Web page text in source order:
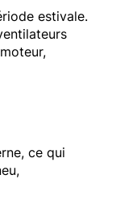
estivale.
ce qui